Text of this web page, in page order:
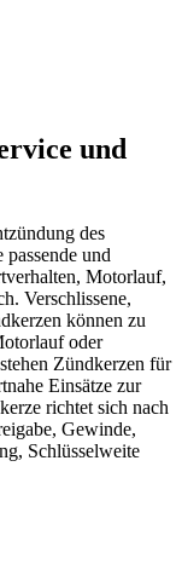
und
des
und
Motorlauf,
Verschlissene,
können zu
oder
Zündkerzen für
Einsätze zur
richtet sich nach
Gewinde,
Schlüsselweite